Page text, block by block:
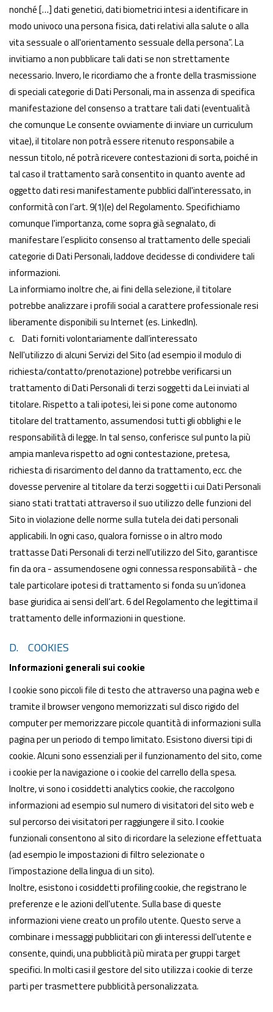
nonché […] dati genetici, dati biometrici intesi a identificare in
modo univoco una persona fisica, dati relativi alla salute o alla
vita sessuale o all'orientamento sessuale della persona”. La
invitiamo a non pubblicare tali dati se non strettamente
necessario. Invero, le ricordiamo che a fronte della trasmissione
di speciali categorie di Dati Personali, ma in assenza di specifica
manifestazione del consenso a trattare tali dati (eventualità
che comunque Le consente ovviamente di inviare un curriculum
vitae), il titolare non potrà essere ritenuto responsabile a
nessun titolo, né potrà ricevere contestazioni di sorta, poiché in
tal caso il trattamento sarà consentito in quanto avente ad
oggetto dati resi manifestamente pubblici dall'interessato, in
conformità con l’art. 9(1)(e) del Regolamento. Specifichiamo
comunque l'importanza, come sopra già segnalato, di
manifestare l’esplicito consenso al trattamento delle speciali
categorie di Dati Personali, laddove decidesse di condividere tali
informazioni.
La informiamo inoltre che, ai fini della selezione, il titolare
potrebbe analizzare i profili social a carattere professionale resi
liberamente disponibili su Internet (es. LinkedIn).
c. Dati forniti volontariamente dall’interessato
Nell'utilizzo di alcuni Servizi del Sito (ad esempio il modulo di
richiesta/contatto/prenotazione) potrebbe verificarsi un
trattamento di Dati Personali di terzi soggetti da Lei inviati al
titolare. Rispetto a tali ipotesi, lei si pone come autonomo
titolare del trattamento, assumendosi tutti gli obblighi e le
responsabilità di legge. In tal senso, conferisce sul punto la più
ampia manleva rispetto ad ogni contestazione, pretesa,
richiesta di risarcimento del danno da trattamento, ecc. che
dovesse pervenire al titolare da terzi soggetti i cui Dati Personali
siano stati trattati attraverso il suo utilizzo delle funzioni del
Sito in violazione delle norme sulla tutela dei dati personali
applicabili. In ogni caso, qualora fornisse o in altro modo
trattasse Dati Personali di terzi nell'utilizzo del Sito, garantisce
fin da ora - assumendosene ogni connessa responsabilità - che
tale particolare ipotesi di trattamento si fonda su un’idonea
base giuridica ai sensi dell’art. 6 del Regolamento che legittima il
trattamento delle informazioni in questione.
D. COOKIES
Informazioni generali sui cookie
I cookie sono piccoli file di testo che attraverso una pagina web e
tramite il browser vengono memorizzati sul disco rigido del
computer per memorizzare piccole quantità di informazioni sulla
pagina per un periodo di tempo limitato. Esistono diversi tipi di
cookie. Alcuni sono essenziali per il funzionamento del sito, come
i cookie per la navigazione o i cookie del carrello della spesa.
Inoltre, vi sono i cosiddetti analytics cookie, che raccolgono
informazioni ad esempio sul numero di visitatori del sito web e
sul percorso dei visitatori per raggiungere il sito. I cookie
funzionali consentono al sito di ricordare la selezione effettuata
(ad esempio le impostazioni di filtro selezionate o
l’impostazione della lingua di un sito).
Inoltre, esistono i cosiddetti profiling cookie, che registrano le
preferenze e le azioni dell'utente. Sulla base di queste
informazioni viene creato un profilo utente. Questo serve a
combinare i messaggi pubblicitari con gli interessi dell'utente e
consente, quindi, una pubblicità più mirata per gruppi target
specifici. In molti casi il gestore del sito utilizza i cookie di terze
parti per trasmettere pubblicità personalizzata.